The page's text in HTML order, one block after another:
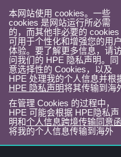
本网站使用 cookies。一些
cookies 是网站运行所必需
的，而其他非必要的 cookies
可用于个性化和增强您的用户
体验。要了解更多信息，请
问我们的 HPE 隐私声明。同
意选择性的 Cookies，以及
HPE 处理我的个人信息并根
HPE 隐私声明将其传输到海
在管理 Cookies 的过程中，
HPE 可能会根据 HPE隐私声
明和个人信息跨境传输同意函
将我的个人信息传输到海外